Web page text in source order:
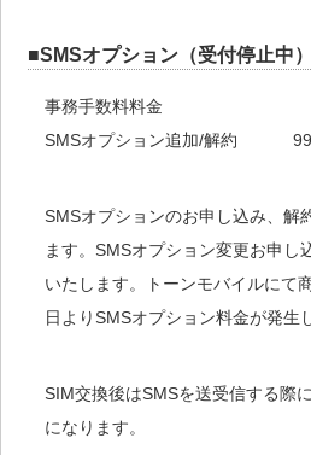
■SMSオプション（受付停止中）
事務手数料料金
SMSオプション追加/解約
SMSオプションのお申し込み、解
ます。SMSオプション変更お申し
いたします。トーンモバイルにて
日よりSMSオプション料金が発生
SIM交換後はSMSを送受信する際
になります。